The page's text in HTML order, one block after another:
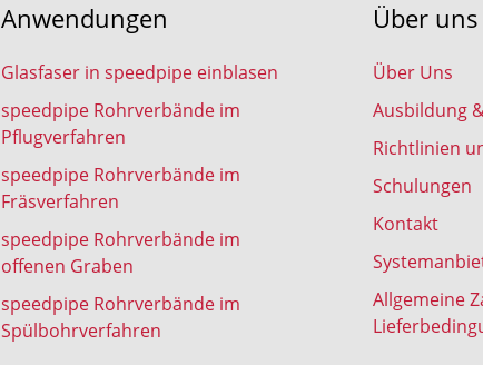
Anwendungen
Glasfaser in speedpipe einblasen
speedpipe Rohrverbände im
Pflugverfahren
speedpipe Rohrverbände im
Fräsverfahren
speedpipe Rohrverbände im
offenen Graben
speedpipe Rohrverbände im
Spülbohrverfahren
Über uns
Über Uns
Ausbildung
Richtlinien
Schulungen
Kontakt
Allgemeine